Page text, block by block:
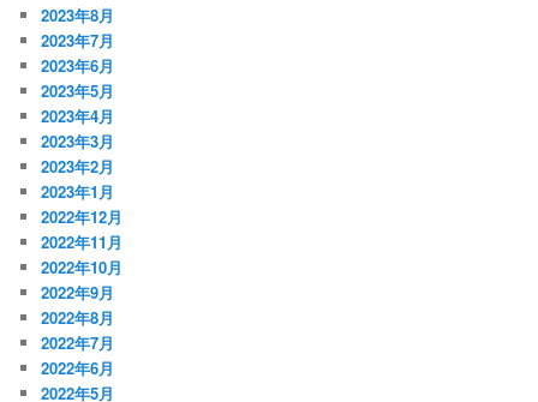
2023年8月
2023年7月
2023年6月
2023年5月
2023年4月
2023年3月
2023年2月
2023年1月
2022年12月
2022年11月
2022年10月
2022年9月
2022年8月
2022年7月
2022年6月
2022年5月